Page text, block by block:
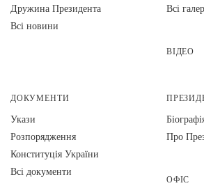
Дружина Президента
Всі новини
Всі
ВІДЕО
ДОКУМЕНТИ
Укази
Розпорядження
Конституція України
Всі документи
Про
ОФІС